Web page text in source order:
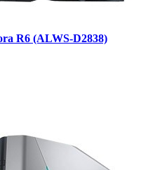
R6 (ALWS-D2838)